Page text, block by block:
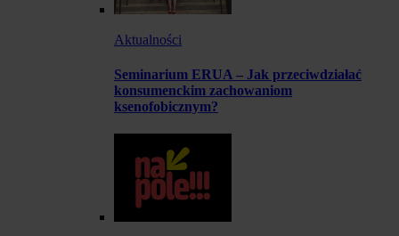
Aktualności
Seminarium ERUA – Jak przeciwdziałać
konsumenckim zachowaniom
ksenofobicznym?